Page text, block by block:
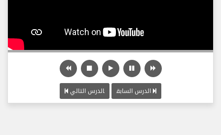
الدرس السابق الدرس التالي